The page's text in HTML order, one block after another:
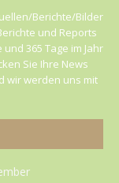
Berichte/Bilder
und Reports
365 Tage im Jahr
Sie Ihre News
wir werden uns mit